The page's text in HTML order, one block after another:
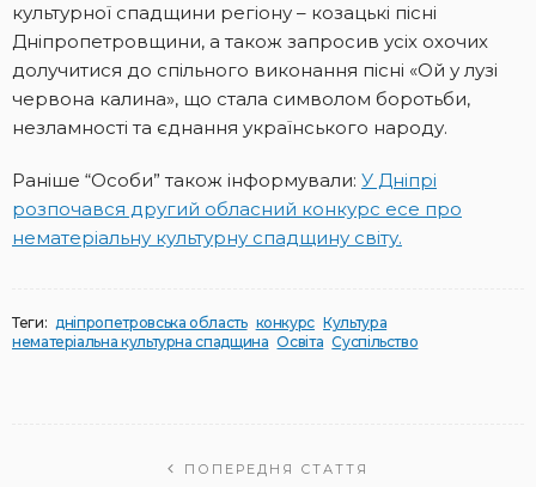
культурної спадщини регіону – козацькі пісні
Дніпропетровщини, а також запросив усіх охочих
долучитися до спільного виконання пісні «Ой у лузі
червона калина», що стала символом боротьби,
незламності та єднання українського народу.
Раніше “Особи” також інформували: У Дніпрі
розпочався другий обласний конкурс есе про
нематеріальну культурну спадщину світу.
Теги: дніпропетровська область конкурс Культура
нематеріальна культурна спадщина Освіта Суспільство
ПОПЕРЕДНЯ СТАТТЯ